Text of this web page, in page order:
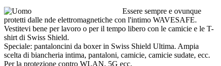
Essere sempre e ovunque
protetti dalle nde elettromagnetiche con l'intimo WAVESAFE.
Vestitevi bene per lavoro o per il tempo libero con le camicie e le T-
shirt di Swiss Shield.
Speciale: pantaloncini da boxer in Swiss Shield Ultima. Ampia
scelta di biancheria intima, pantaloni, camicie, camicie sudate, ecc.
Per la protezione contro WLAN, 5G ecc.